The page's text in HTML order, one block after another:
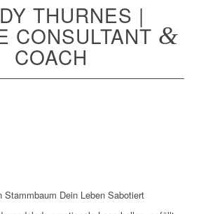
THURNES |
CONSULTANT &
COACH
Stammbaum Dein Leben Sabotiert